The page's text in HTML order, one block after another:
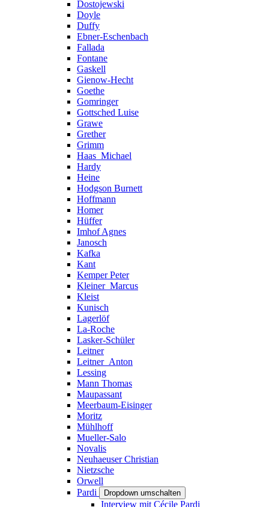
Dostojewski
Doyle
Duffy
Ebner-Eschenbach
Fallada
Fontane
Gaskell
Gienow-Hecht
Goethe
Gomringer
Gottsched Luise
Grawe
Grether
Grimm
Haas_Michael
Hardy
Heine
Hodgson Burnett
Hoffmann
Homer
Hüffer
Imhof Agnes
Janosch
Kafka
Kant
Kemper Peter
Kleiner_Marcus
Kleist
Kunisch
Lagerlöf
La-Roche
Lasker-Schüler
Leitner
Leitner_Anton
Lessing
Mann Thomas
Maupassant
Meerbaum-Eisinger
Moritz
Mühlhoff
Mueller-Salo
Novalis
Neuhaeuser Christian
Nietzsche
Orwell
Pardi
Dropdown umschalten
Interview mit Cécile Pardi